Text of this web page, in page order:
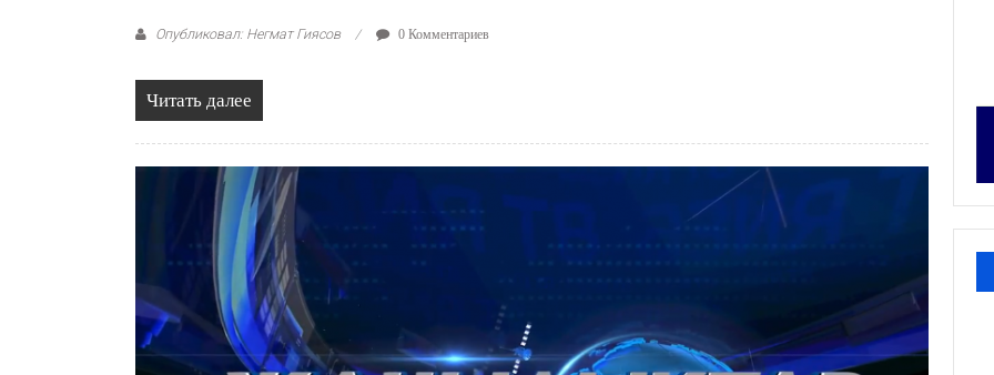
Опубликовал: Негмат Гиясов 0 Комментариев
Читать далее